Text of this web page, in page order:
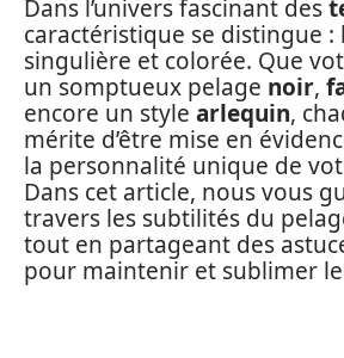
Dans l’univers fascinant des
caractéristique se distingue :
singulière et colorée. Que
un somptueux pelage noir,
encore un style arlequin,
mérite d’être mise en
la personnalité unique de
Dans cet article, nous vous
travers les subtilités du
tout en partageant des
pour maintenir et sublimer